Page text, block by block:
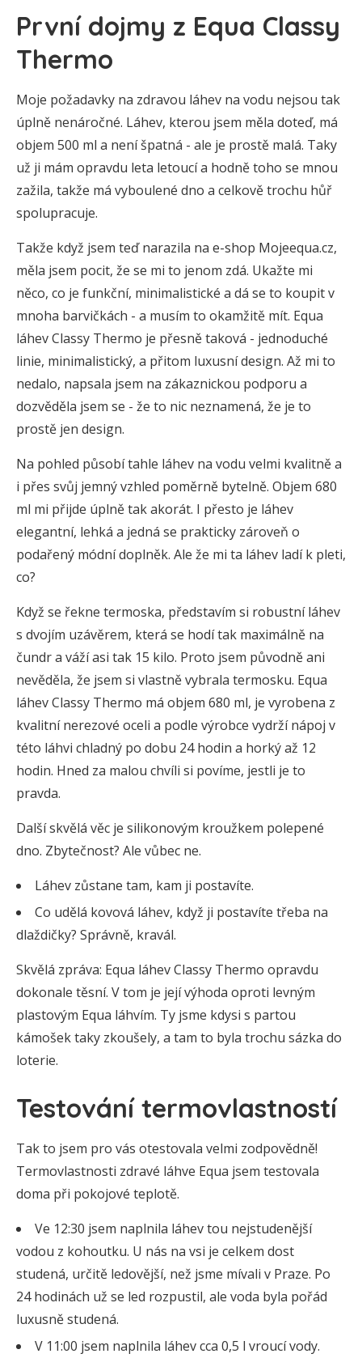
První dojmy z Equa Classy
Thermo
Moje požadavky na zdravou láhev na vodu nejsou tak
úplně nenáročné. Láhev, kterou jsem měla doteď, má
objem 500 ml a není špatná - ale je prostě malá. Taky
už ji mám opravdu leta letoucí a hodně toho se mnou
zažila, takže má vyboulené dno a celkově trochu hůř
spolupracuje.
Takže když jsem teď narazila na e-shop Mojeequa.cz,
měla jsem pocit, že se mi to jenom zdá. Ukažte mi
něco, co je funkční, minimalistické a dá se to koupit v
mnoha barvičkách - a musím to okamžitě mít. Equa
láhev Classy Thermo je přesně taková - jednoduché
linie, minimalistický, a přitom luxusní design. Až mi to
nedalo, napsala jsem na zákaznickou podporu a
dozvěděla jsem se - že to nic neznamená, že je to
prostě jen design.
Na pohled působí tahle láhev na vodu velmi kvalitně a
i přes svůj jemný vzhled poměrně bytelně. Objem 680
ml mi přijde úplně tak akorát. I přesto je láhev
elegantní, lehká a jedná se prakticky zároveň o
podařený módní doplněk. Ale že mi ta láhev ladí k pleti,
co?
Když se řekne termoska, představím si robustní láhev
s dvojím uzávěrem, která se hodí tak maximálně na
čundr a váží asi tak 15 kilo. Proto jsem původně ani
nevěděla, že jsem si vlastně vybrala termosku. Equa
láhev Classy Thermo má objem 680 ml, je vyrobena z
kvalitní nerezové oceli a podle výrobce vydrží nápoj v
této láhvi chladný po dobu 24 hodin a horký až 12
hodin. Hned za malou chvíli si povíme, jestli je to
pravda.
Další skvělá věc je silikonovým kroužkem polepené
dno. Zbytečnost? Ale vůbec ne.
Láhev zůstane tam, kam ji postavíte.
Co udělá kovová láhev, když ji postavíte třeba na
dlaždičky? Správně, kravál.
Skvělá zpráva: Equa láhev Classy Thermo opravdu
dokonale těsní. V tom je její výhoda oproti levným
plastovým Equa láhvím. Ty jsme kdysi s partou
kámošek taky zkoušely, a tam to byla trochu sázka do
loterie.
Testování termovlastností
Tak to jsem pro vás otestovala velmi zodpovědně!
Termovlastnosti zdravé láhve Equa jsem testovala
doma při pokojové teplotě.
Ve 12:30 jsem naplnila láhev tou nejstudenější
vodou z kohoutku. U nás na vsi je celkem dost
studená, určitě ledovější, než jsme mívali v Praze. Po
24 hodinách už se led rozpustil, ale voda byla pořád
luxusně studená.
V 11:00 jsem naplnila láhev cca 0,5 l vroucí vody.